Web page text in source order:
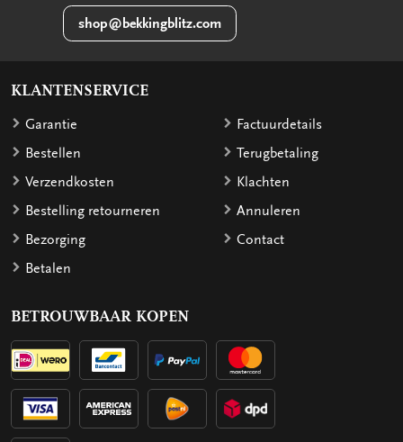
shop@bekkingblitz.com
KLANTENSERVICE
Garantie
Bestellen
Verzendkosten
Bestelling retourneren
Bezorging
Betalen
Factuurdetails
Terugbetaling
Klachten
Annuleren
Contact
BETROUWBAAR KOPEN